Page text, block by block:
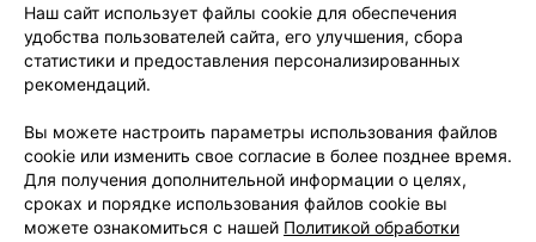
Вакансии
Партнеры
Написать руководителю 103.by
Обработка персональных данных
Наш сайт использует файлы cookie для обеспечения
удобства пользователей сайта, его улучшения, сбора
статистики и предоставления персонализированных
рекомендаций.
Вы можете настроить параметры использования файлов
cookie или изменить свое согласие в более позднее время.
Для получения дополнительной информации о целях,
сроках и порядке использования файлов cookie вы
можете ознакомиться с нашей Политикой обработки